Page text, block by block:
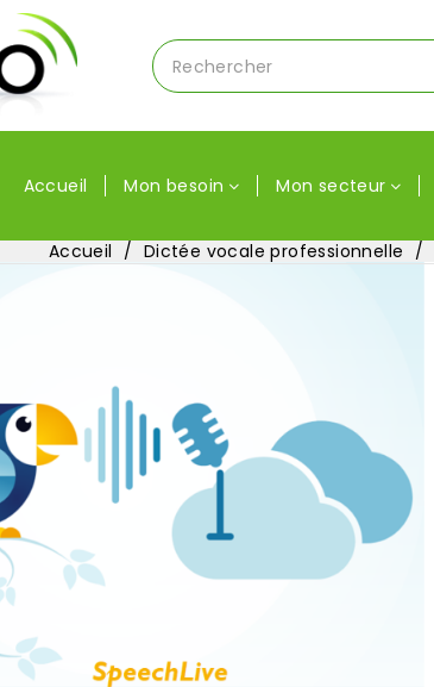
Accueil Mon besoin Mon secteur
Accueil Dictée vocale professionnelle